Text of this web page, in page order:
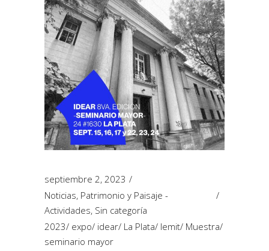
septiembre 2, 2023
Noticias, Patrimonio y Paisaje -
Actividades, Sin categoría
2023/ expo/ idear/ La Plata/ lemit/ Muestra/
seminario mayor